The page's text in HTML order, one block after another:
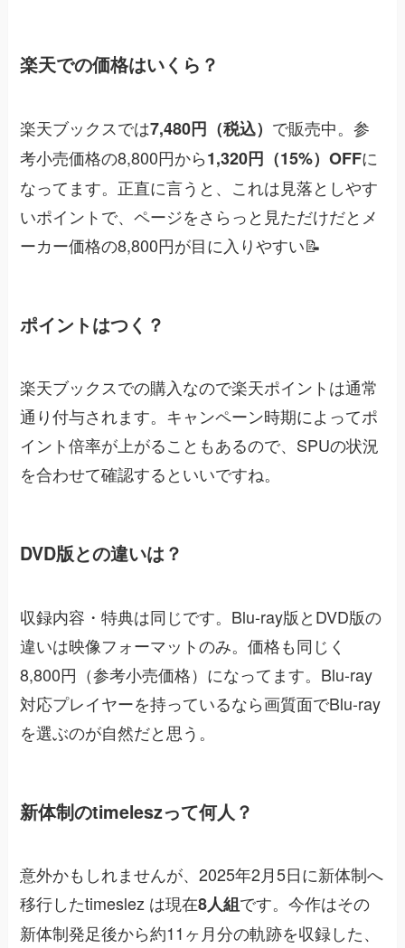
楽天での価格はいくら？
楽天ブックスでは7,480円（税込） で販売中。参
考小売価格の8,800円から1,320円（15%）OFFに
なってます。正直に言うと、これは見落としやす
いポイントで、ページをさらっと見ただけだとメ
ーカー価格の8,800円が目に入りやすい📝
ポイントはつく？
楽天ブックスでの購入なので楽天ポイントは通常
通り付与されます。キャンペーン時期によってポ
イント倍率が上がることもあるので、SPUの状況
を合わせて確認するといいですね。
DVD版との違いは？
収録内容・特典は同じです。Blu-ray版とDVD版の
違いは映像フォーマットのみ。価格も同じく
8,800円（参考小売価格）になってます。Blu-ray
対応プレイヤーを持っているなら画質面でBlu-ray
を選ぶのが自然だと思う。
新体制のtimeleszって何人？
意外かもしれませんが、2025年2月5日に新体制へ
移行したtimeslez は現在8人組です。今作はその
新体制発足後から約11ヶ月分の軌跡を収録した、